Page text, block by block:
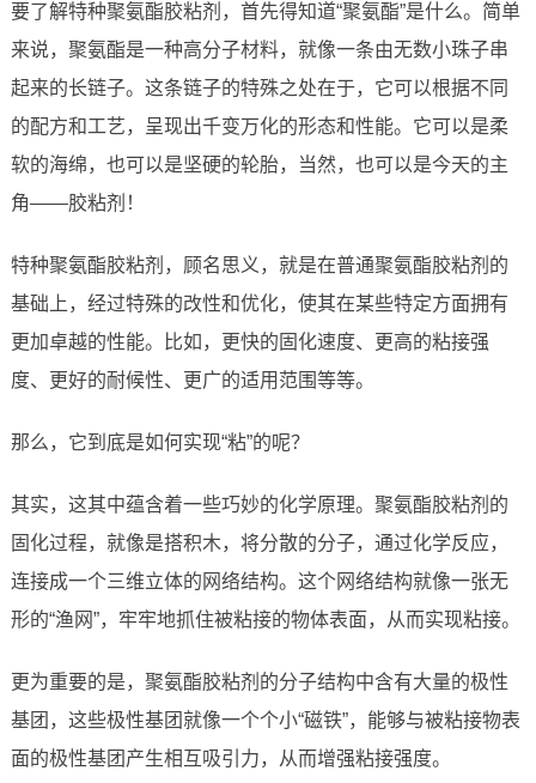
要了解特种聚氨酯胶粘剂，首先得知道“聚氨酯”是什么。简单
来说，聚氨酯是一种高分子材料，就像一条由无数小珠子串
起来的长链子。这条链子的特殊之处在于，它可以根据不同
的配方和工艺，呈现出千变万化的形态和性能。它可以是柔
软的海绵，也可以是坚硬的轮胎，当然，也可以是今天的主
角——胶粘剂！
特种聚氨酯胶粘剂，顾名思义，就是在普通聚氨酯胶粘剂的
基础上，经过特殊的改性和优化，使其在某些特定方面拥有
更加卓越的性能。比如，更快的固化速度、更高的粘接强
度、更好的耐候性、更广的适用范围等等。
那么，它到底是如何实现“粘”的呢？
其实，这其中蕴含着一些巧妙的化学原理。聚氨酯胶粘剂的
固化过程，就像是搭积木，将分散的分子，通过化学反应，
连接成一个三维立体的网络结构。这个网络结构就像一张无
形的“渔网”，牢牢地抓住被粘接的物体表面，从而实现粘接。
更为重要的是，聚氨酯胶粘剂的分子结构中含有大量的极性
基团，这些极性基团就像一个个小“磁铁”，能够与被粘接物表
面的极性基团产生相互吸引力，从而增强粘接强度。